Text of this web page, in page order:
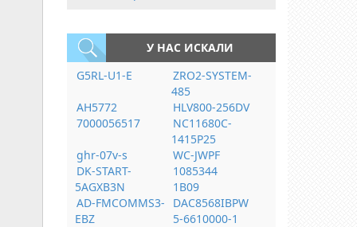
У НАС ИСКАЛИ
G5RL-U1-E
ZRO2-SYSTEM-
485
AH5772
HLV800-256DV
7000056517
NC11680C-
1415P25
ghr-07v-s
WC-JWPF
DK-START-
5AGXB3N
1085344
1B09
AD-FMCOMMS3-
EBZ
DAC8568IBPW
5-6610000-1